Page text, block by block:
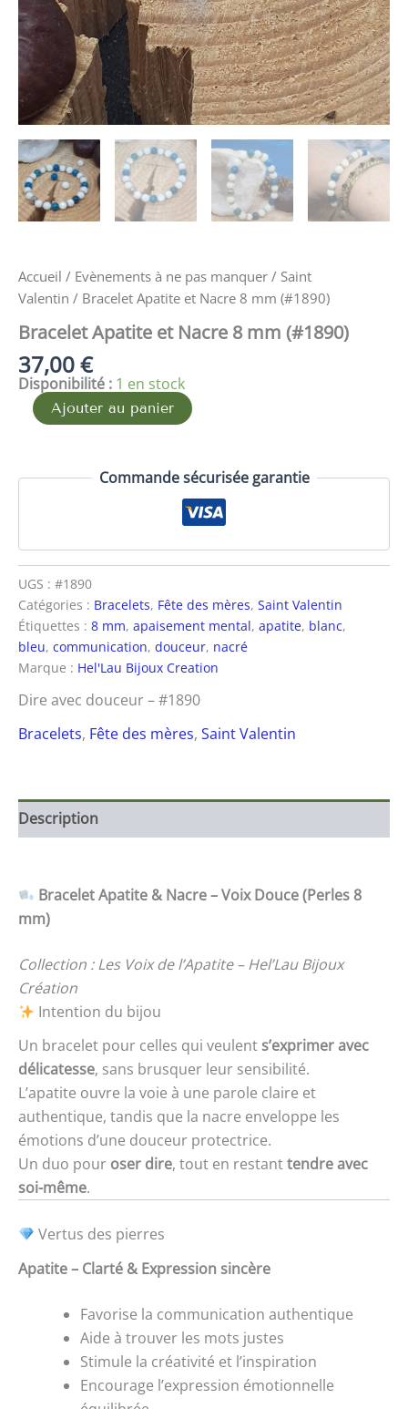
Accueil / Evènements à ne pas manquer / Saint
Valentin / Bracelet Apatite et Nacre 8 mm (#1890)
Bracelet Apatite et Nacre 8 mm (#1890)
37,00€
Disponibilité : 1 en stock
Ajouter au panier
Commande sécurisée garantie
UGS : #1890
Catégories : Bracelets, Fête des mères, Saint Valentin
Étiquettes : 8 mm, apaisement mental, apatite, blanc,
bleu, communication, douceur, nacré
Marque : Hel'Lau Bijoux Creation
Dire avec douceur – #1890
Bracelets, Fête des mères, Saint Valentin
Description
Bracelet Apatite & Nacre – Voix Douce (Perles 8
mm)
Collection : Les Voix de l’Apatite – Hel’Lau Bijoux
Création
Intention du bijou
Un bracelet pour celles qui veulents’exprimer avec
délicatesse, sans brusquer leur sensibilité.
L’apatite ouvre la voie à une parole claire et
authentique, tandis que la nacre enveloppe les
émotions d’une douceur protectrice.
Un duo pour oser dire, tout en restanttendre avec
soi-même.
Vertus des pierres
Apatite – Clarté & Expression sincère
Favorise la communication authentique
Aide à trouver les mots justes
Stimule la créativité et l’inspiration
Encourage l’expression émotionnelle